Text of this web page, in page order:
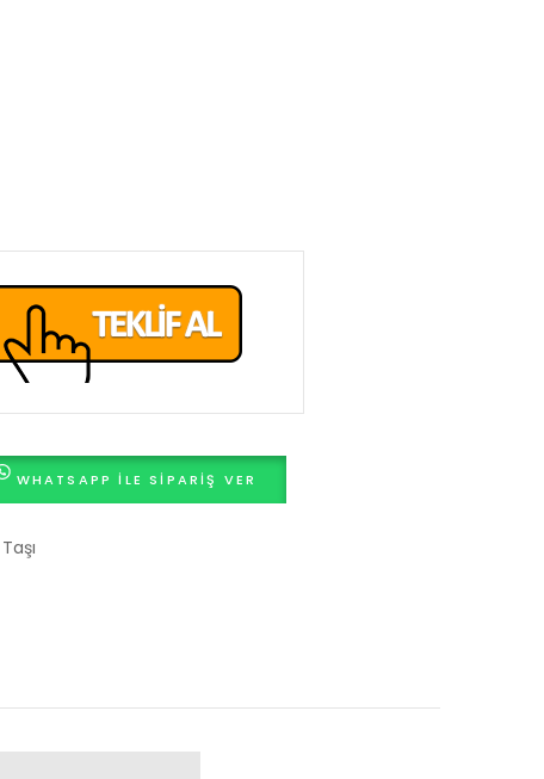
WHATSAPP ILE SIPARIŞ VER